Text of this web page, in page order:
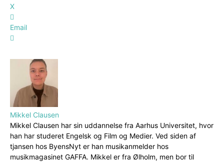
X
Email
Mikkel Clausen
Mikkel Clausen har sin uddannelse fra Aarhus Universitet, hvor
han har studeret Engelsk og Film og Medier. Ved siden af
tjansen hos ByensNyt er han musikanmelder hos
musikmagasinet GAFFA. Mikkel er fra Ølholm, men bor til